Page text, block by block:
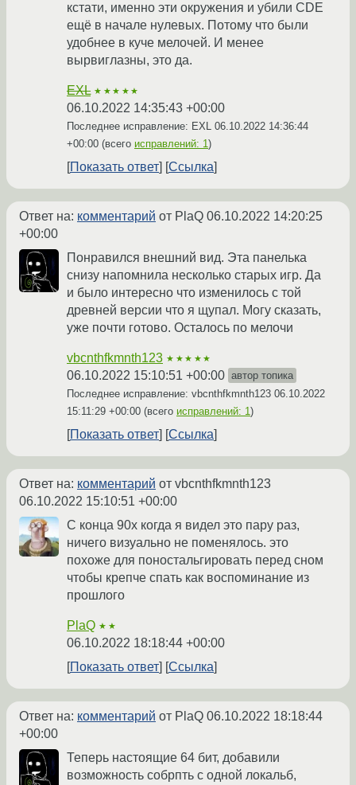
кстати, именно эти окружения и убили CDE
ещё в начале нулевых. Потому что были
удобнее в куче мелочей. И менее
вырвиглазны, это да.
EXL ★★★★★
06.10.2022 14:35:43 +00:00
Последнее исправление: EXL 06.10.2022 14:36:44
+00:00 (всего исправлений: 1)
Показать ответ Ссылка
Ответ на: комментарий от PlaQ 06.10.2022 14:20:25
+00:00
Понравился внешний вид. Эта панелька
снизу напомнила несколько старых игр. Да
и было интересно что изменилось с той
древней версии что я щупал. Могу сказать,
уже почти готово. Осталось по мелочи
vbcnthfkmnth123 ★★★★★
06.10.2022 15:10:51 +00:00 автор топика
Последнее исправление: vbcnthfkmnth123 06.10.2022
15:11:29 +00:00 (всего исправлений: 1)
Показать ответ Ссылка
Ответ на: комментарий от vbcnthfkmnth123
06.10.2022 15:10:51 +00:00
С конца 90х когда я видел это пару раз,
ничего визуально не поменялось. это
похоже для поностальгировать перед сном
чтобы крепче спать как воспоминание из
прошлого
PlaQ ★★
06.10.2022 18:18:44 +00:00
Показать ответ
Ссылка
Ответ на: комментарий от PlaQ 06.10.2022 18:18:44
+00:00
Теперь настоящие 64 бит, добавили
возможность собрпть с одной локальб,